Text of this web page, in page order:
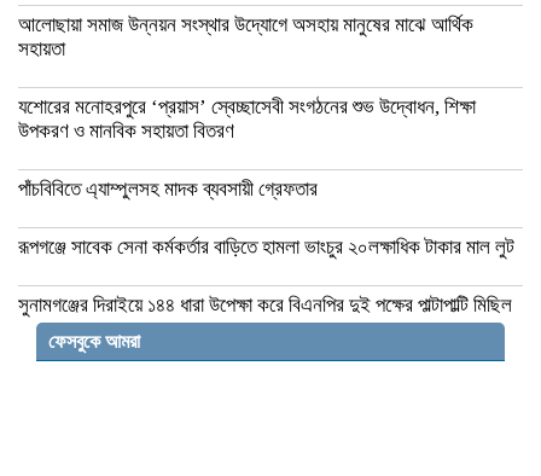
আলোছায়া সমাজ উন্নয়ন সংস্থার উদ্যোগে অসহায় মানুষের মাঝে আর্থিক
সহায়তা
যশোরের মনোহরপুরে ‘প্রয়াস’ স্বেচ্ছাসেবী সংগঠনের শুভ উদ্বোধন, শিক্ষা
উপকরণ ও মানবিক সহায়তা বিতরণ
পাঁচবিবিতে এ্যাম্পুলসহ মাদক ব্যবসায়ী গ্রেফতার
রূপগঞ্জে সাবেক সেনা কর্মকর্তার বাড়িতে হামলা ভাংচুর ২০লক্ষাধিক টাকার মাল লুট
সুনামগঞ্জের দিরাইয়ে ১৪৪ ধারা উপেক্ষা করে বিএনপির দুই পক্ষের পাল্টাপাল্টি মিছিল
ও সমাবেশ
ফেসবুকে আমরা